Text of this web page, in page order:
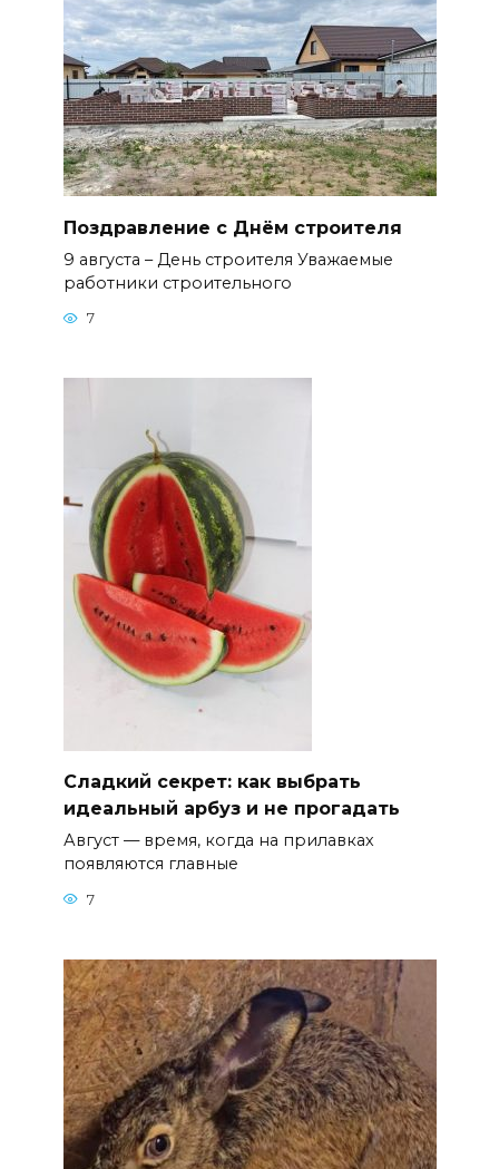
Поздравление с Днём строителя
9 августа – День строителя Уважаемые
работники строительного
7
Сладкий секрет: как выбрать
идеальный арбуз и не прогадать
Август — время, когда на прилавках
появляются главные
7